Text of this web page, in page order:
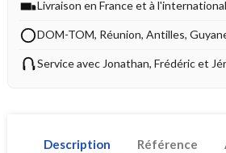
Livraison en France et à l'international
DOM-TOM, Réunion, Antilles,
Service avec Jonathan, Frédéric et
Description Référence